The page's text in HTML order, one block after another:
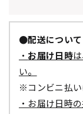
●配送について
・ お届け日時は
い。
※コンビニ払い
・お届け日時